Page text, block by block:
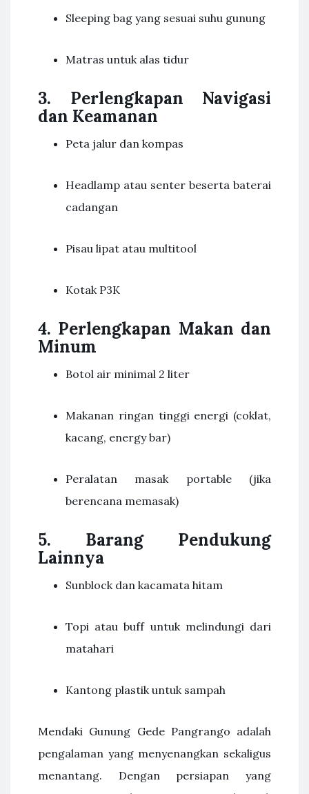
Sleeping bag yang sesuai suhu gunung
Matras untuk alas tidur
3. Perlengkapan Navigasi
dan Keamanan
Peta jalur dan kompas
Headlamp atau senter beserta baterai
cadangan
Pisau lipat atau multitool
Kotak P3K
4. Perlengkapan Makan dan
Minum
Botol air minimal 2 liter
Makanan ringan tinggi energi (coklat,
kacang, energy bar)
Peralatan masak portable (jika
berencana memasak)
5. Barang Pendukung
Lainnya
Sunblock dan kacamata hitam
Topi atau buff untuk melindungi dari
matahari
Kantong plastik untuk sampah
Mendaki Gunung Gede Pangrango adalah
pengalaman yang menyenangkan sekaligus
menantang. Dengan persiapan yang